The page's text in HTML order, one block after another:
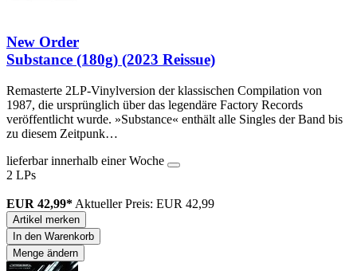
New Order
Substance (180g) (2023 Reissue)
Remasterte 2LP-Vinylversion der klassischen Compilation von
1987, die ursprünglich über das legendäre Factory Records
veröffentlicht wurde. »Substance« enthält alle Singles der Band bis
zu diesem Zeitpunk…
lieferbar innerhalb einer Woche
2 LPs
EUR 42,99* Aktueller Preis: EUR 42,99
Artikel merken
In den Warenkorb
Menge ändern